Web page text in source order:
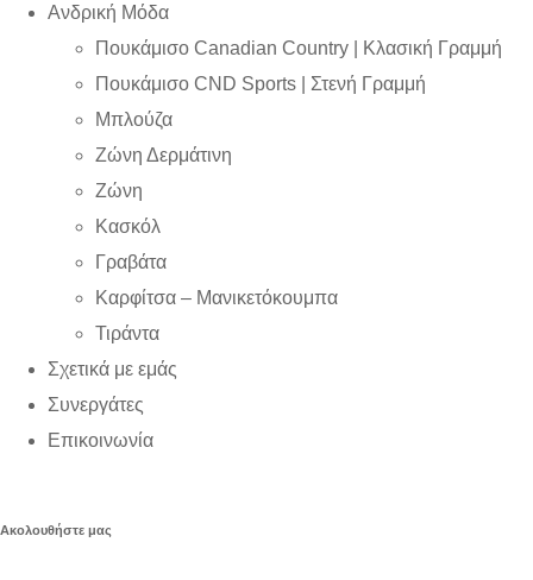
Ανδρική Μόδα
Πουκάμισο Canadian Country | Kλασική Γραμμή
Πουκάμισο CND Sports | Στενή Γραμμή
Μπλούζα
Ζώνη Δερμάτινη
Ζώνη
Κασκόλ
Γραβάτα
Καρφίτσα – Μανικετόκουμπα
Τιράντα
Σχετικά με εμάς
Συνεργάτες
Επικοινωνία
Ακολουθήστε μας